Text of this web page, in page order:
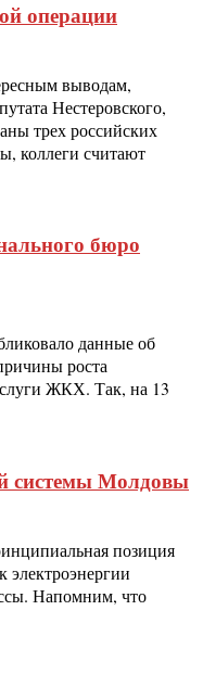
операции
выводам,
Нестеровского,
трех российских
коллеги считают
бюро
данные об
роста
ЖКХ. Так, на 13
системы Молдовы
позиция
электроэнергии
Напомним, что